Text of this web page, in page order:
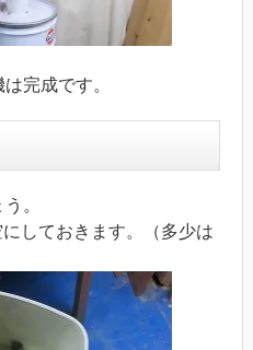
完成です。
。
しておきます。（多少は